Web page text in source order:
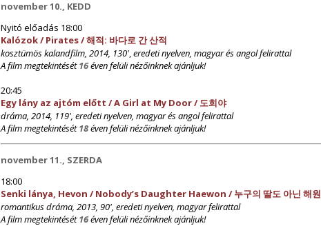
november 10., KEDD
Nyitó előadás 18:00
Kalózok / Pirates / 해적: 바다로 간 산적
kosztümös kalandfilm, 2014, 130' eredeti nyelven, magyar és angol felirattal
A film megtekintését16éven felüli nézőinknek ajánljuk!
20:45
Egy lány az ajtóm előtt / A Girl at My Door / 도희야
dráma, 2014, 119', eredeti nyelven, magyar és angol felirattal
A film megtekintését18éven felüli nézőinknek ajánljuk!
november 11., SZERDA
18:00
Senki lánya, Hevon / Nobody’s Daughter Haewon / 누구의 딸도 아닌 해원
romantikus dráma, 2013, 90', eredeti nyelven, magyar felirattal
A film megtekintését16éven felüli nézőinknek ajánljuk!